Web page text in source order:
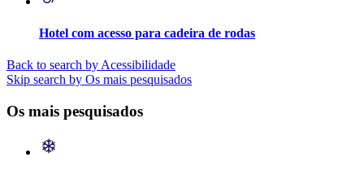
Hotel com acesso para cadeira de rodas
Back to search by Acessibilidade
Skip search by Os mais pesquisados
Os mais pesquisados